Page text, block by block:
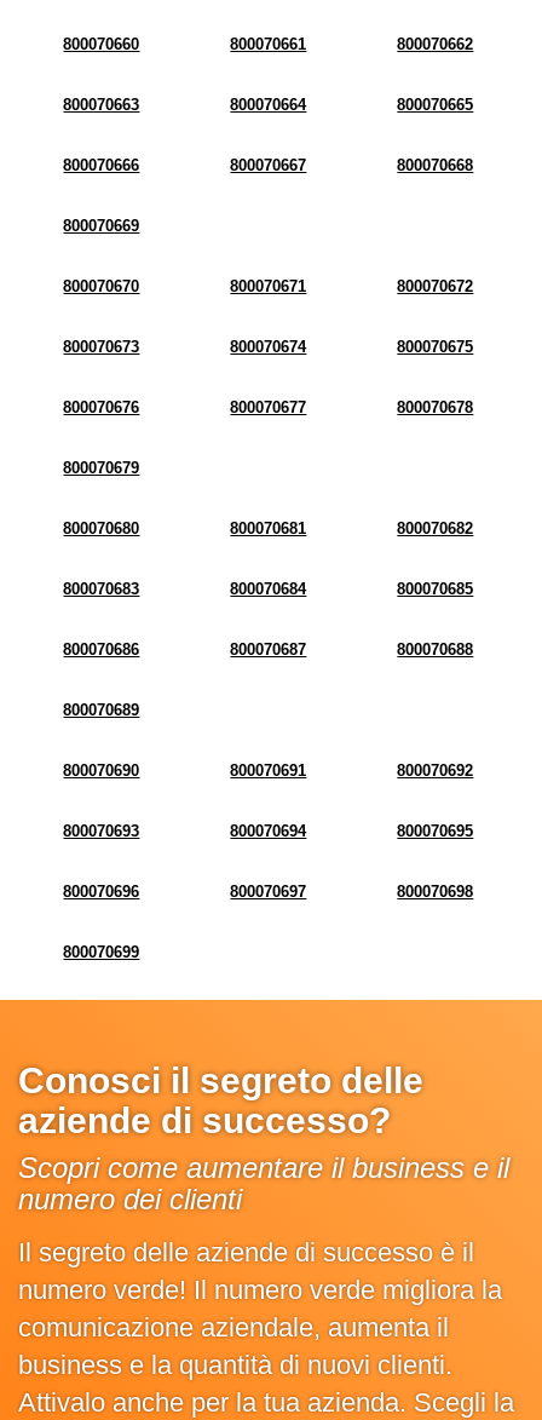
800070660 800070661 800070662
800070663 800070664 800070665
800070666 800070667 800070668
800070669
800070670 800070671 800070672
800070673 800070674 800070675
800070676 800070677 800070678
800070679
800070680 800070681 800070682
800070683 800070684 800070685
800070686 800070687 800070688
800070689
800070690 800070691 800070692
800070693 800070694 800070695
800070696 800070697 800070698
800070699
Conosci il segreto delle
aziende di successo?
Scopri come aumentare il business e il
numero dei clienti
Il segreto delle aziende di successo è il
numero verde! Il numero verde migliora la
comunicazione aziendale, aumenta il
business e la quantità di nuovi clienti.
Attivalo anche per la tua azienda. Scegli la